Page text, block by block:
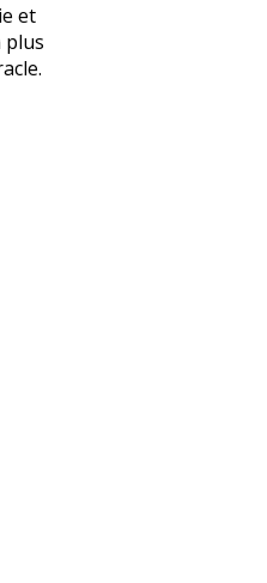
et
plus